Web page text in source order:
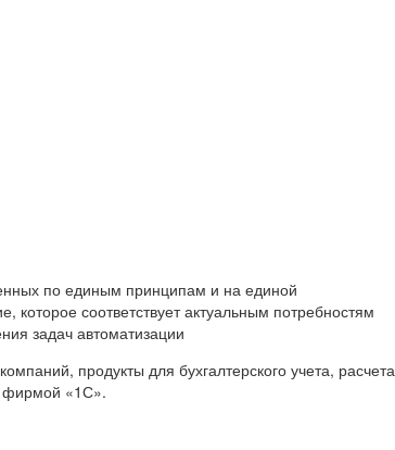
по единым принципам и на единой
соответствует актуальным потребностям
задач автоматизации
продукты для бухгалтерского учета, расчета
фирмой «1С».